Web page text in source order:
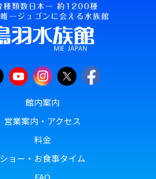
館内案内
営業案内・アクセス
料金
ショー・お食事タイム